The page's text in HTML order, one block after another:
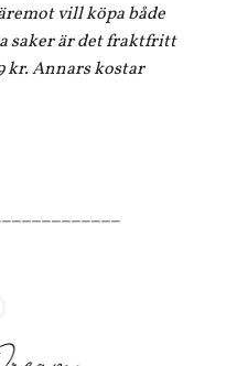
vill köpa både
saker är det fraktfritt
kr. Annars kostar